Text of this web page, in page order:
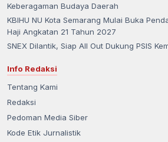
Keberagaman Budaya Daerah
KBIHU NU Kota Semarang Mulai Buka
Haji Angkatan 21 Tahun 2027
SNEX Dilantik, Siap All Out Dukung PSIS
Info Redaksi
Tentang Kami
Redaksi
Pedoman Media Siber
Kode Etik Jurnalistik